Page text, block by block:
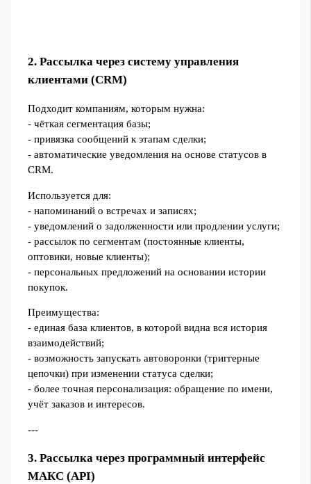
2. Рассылка через систему управления
клиентами (CRM)
Подходит компаниям, которым нужна:
- чёткая сегментация базы;
- привязка сообщений к этапам сделки;
- автоматические уведомления на основе статусов в
CRM.
Используется для:
- напоминаний о встречах и записях;
- уведомлений о задолженности или продлении услуги;
- рассылок по сегментам (постоянные клиенты,
оптовики, новые клиенты);
- персональных предложений на основании истории
покупок.
Преимущества:
- единая база клиентов, в которой видна вся история
взаимодействий;
- возможность запускать автоворонки (триггерные
цепочки) при изменении статуса сделки;
- более точная персонализация: обращение по имени,
учёт заказов и интересов.
---
3. Рассылка через программный интерфейс
МАКС (API)